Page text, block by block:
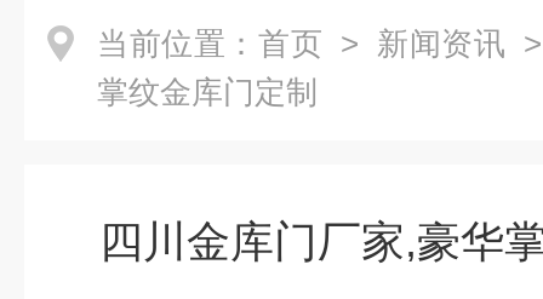
当前位置： 首页 > 新闻资讯
掌纹金库门定制
四川金库门厂家,豪华